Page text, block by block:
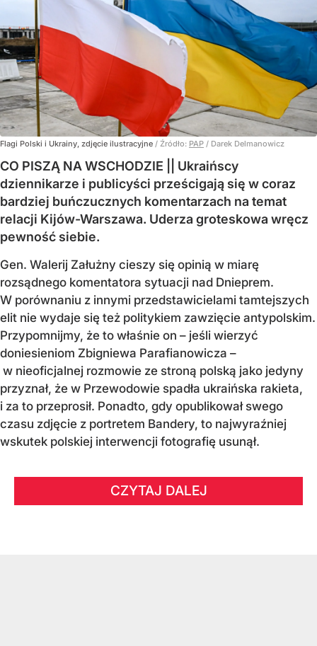
Flagi Polski i Ukrainy, zdjęcie ilustracyjne / Źródło: PAP / Darek Delmanowicz
CO PISZĄ NA WSCHODZIE || Ukraińscy
dziennikarze i publicyści prześcigają się w coraz
bardziej buńczucznych komentarzach na temat
relacji Kijów-Warszawa. Uderza groteskowa wręcz
pewność siebie.
Gen. Walerij Załużny cieszy się opinią w miarę
rozsądnego komentatora sytuacji nad Dnieprem.
W porównaniu z innymi przedstawicielami tamtejszych
elit nie wydaje się też politykiem zawzięcie antypolskim.
Przypomnijmy, że to właśnie on – jeśli wierzyć
doniesieniom Zbigniewa Parafianowicza –
w nieoficjalnej rozmowie ze stroną polską jako jedyny
przyznał, że w Przewodowie spadła ukraińska rakieta,
i za to przeprosił. Ponadto, gdy opublikował swego
czasu zdjęcie z portretem Bandery, to najwyraźniej
wskutek polskiej interwencji fotografię usunął.
CZYTAJ DALEJ